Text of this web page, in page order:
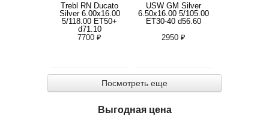
Trebl RN Ducato
Silver 6.00x16.00
5/118.00 ET50+
d71.10
7700 ₽
USW GM Silver
6.50x16.00 5/105.00
ET30-40 d56.60
2950 ₽
Посмотреть еще
Выгодная цена